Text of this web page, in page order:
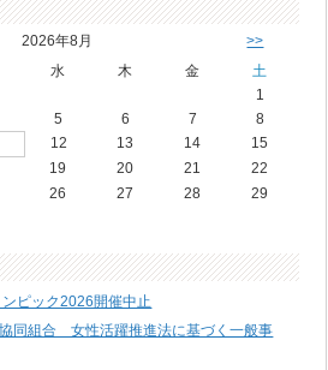
2026年8月 >>
水 木 金
土
1
5 6 7
8
12 13 14
15
19 20 21
22
26 27 28
29
ピック2026開催中止
同組合 女性活躍推進法に基づく一般事